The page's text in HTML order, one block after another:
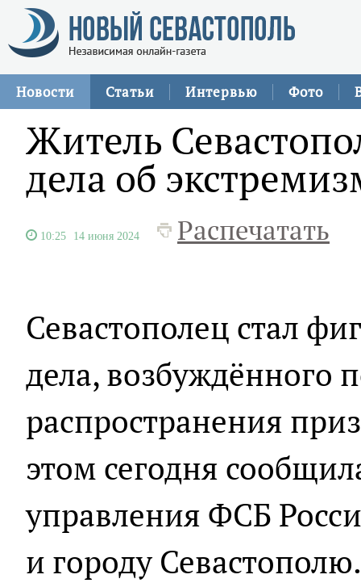
Новости Статьи Интервью Фото
Житель
дела об
10:25 14 июня 2024 Распечатать
Севастополец стал
дела, возбуждённого
распространения
этом сегодня
управления ФСБ
и городу Севастополю.